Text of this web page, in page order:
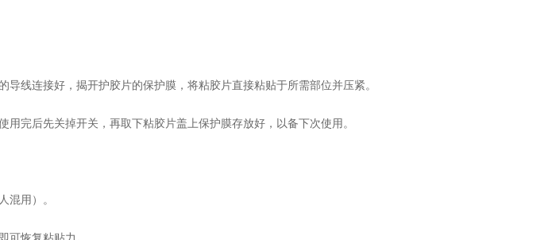
线连接好，揭开护胶片的保护膜，将粘胶片直接粘贴于所需部位并压紧。
完后先关掉开关，再取下粘胶片盖上保护膜存放好，以备下次使用。
混用）。